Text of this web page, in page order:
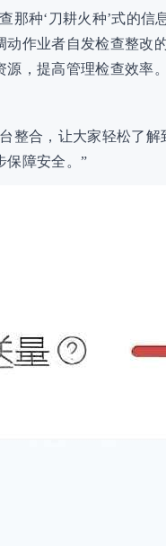
那种‘刀耕火种’式的
动作业者自发检查整改
源，提高管理检查效率
整合，让大家轻松了
保障安全。”